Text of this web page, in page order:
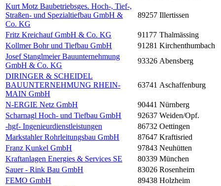
Kurt Motz Baubetriebsges. Hoch-, Tief-,
Straßen- und Spezialtiefbau GmbH &
Co. KG
89257 Illertissen
Fritz Kreichauf GmbH & Co. KG 91177 Thalmässing
Kollmer Bohr und Tiefbau GmbH
91281 Kirchenthumbach
Josef Stanglmeier Bauunternehmung
GmbH & Co. KG
93326 Abensberg
DIRINGER & SCHEIDEL
BAUUNTERNEHMUNG RHEIN-
MAIN GmbH
63741 Aschaffenburg
N-ERGIE Netz GmbH 90441 Nürnberg
Scharnagl Hoch- und Tiefbau GmbH
92637 Weiden/Opf.
-hgf- Ingenieurdienstleistungen
86732 Oettingen
Markstahler Rohrleitungsbau GmbH
87647 Kraftisried
Franz Kunkel GmbH
97843 Neuhütten
Kraftanlagen Energies & Services SE
80339 München
Sauer - Rink Bau GmbH
83026 Rosenheim
FEMO GmbH
89438 Holzheim